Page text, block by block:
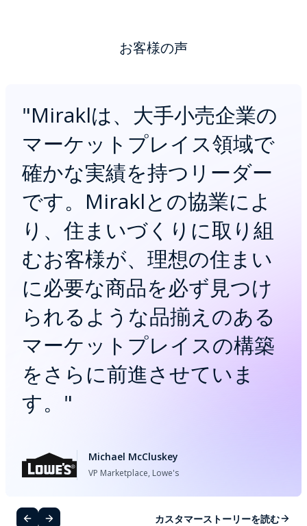
お客様の声
"Miraklは、大手小売企業の
マーケットプレイス領域で
確かな実績を持つリーダー
です。Miraklとの協業によ
り、住まいづくりに取り組
むお客様が、理想の住まい
に必要な商品を必ず見つけ
られるような品揃えのある
マーケットプレイスの構築
をさらに前進させていま
す。 "
Michael McCluskey
VP Marketplace, Lowe's
カスタマーストーリーを読む